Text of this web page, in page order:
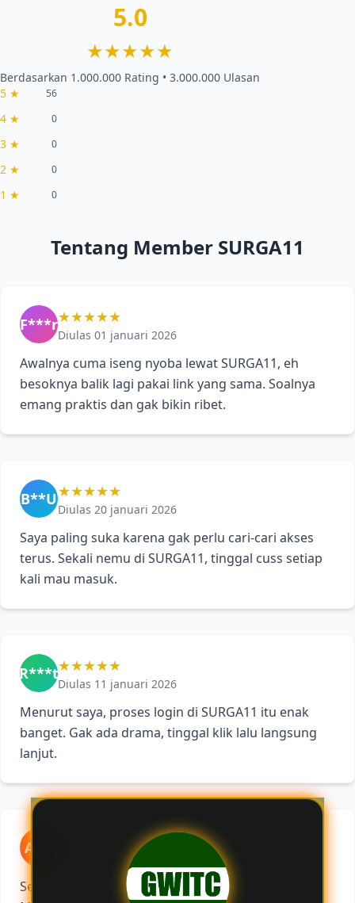
5.0
★★★★★
Berdasarkan 1.000.000 Rating • 3.000.000 Ulasan
5 ★
56
4 ★ 0
3 ★ 0
2 ★ 0
1 ★ 0
Tentang Member SURGA11
F***r★★★★★
Diulas 01 januari 2026
Awalnya cuma iseng nyoba lewat SURGA11, eh
besoknya balik lagi pakai link yang sama. Soalnya
emang praktis dan gak bikin ribet.
B**U★★★★★
Diulas 20 januari 2026
Saya paling suka karena gak perlu cari-cari akses
terus. Sekali nemu di SURGA11, tinggal cuss setiap
kali mau masuk.
R***t★★★★★
Diulas 11 januari 2026
Menurut saya, proses login di SURGA11 itu enak
banget. Gak ada drama, tinggal klik lalu langsung
lanjut.
A**i
Diulas 31 januari 2026
Sekarang link SURGA11 udah jadi langganan saya.